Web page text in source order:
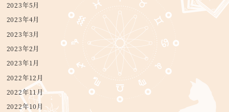
2023年5月
2023年4月
2023年3月
2023年2月
2023年1月
2022年12月
2022年11月
2022年10月